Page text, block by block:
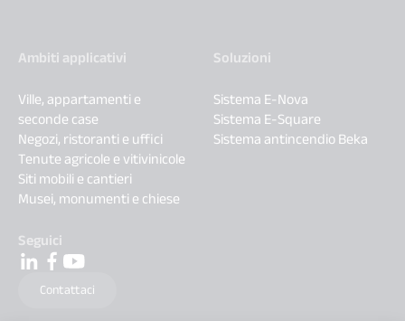
Ambiti applicativi
Ville, appartamenti e
seconde case
Negozi, ristoranti e uffici
Tenute agricole e vitivinicole
Siti mobili e cantieri
Musei, monumenti e chiese
Soluzioni
Sistema E-Nova
Sistema E-Square
Sistema antincendio Beka
Seguici
Contattaci